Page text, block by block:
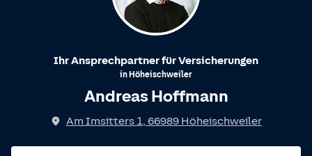
Ihr Ansprechpartner für Versicherungen
in Höheischweiler
Andreas Hoffmann
Am Imsitters 1, 66989 Höheischweiler